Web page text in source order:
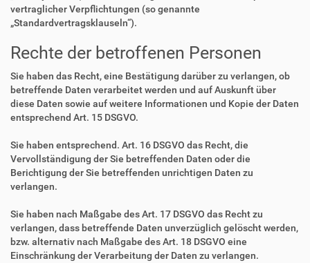
vertraglicher Verpflichtungen (so genannte
„Standardvertragsklauseln“).
Rechte der betroffenen Personen
Sie haben das Recht, eine Bestätigung darüber zu verlangen, ob
betreffende Daten verarbeitet werden und auf Auskunft über
diese Daten sowie auf weitere Informationen und Kopie der Daten
entsprechend Art. 15 DSGVO.
Sie haben entsprechend. Art. 16 DSGVO das Recht, die
Vervollständigung der Sie betreffenden Daten oder die
Berichtigung der Sie betreffenden unrichtigen Daten zu
verlangen.
Sie haben nach Maßgabe des Art. 17 DSGVO das Recht zu
verlangen, dass betreffende Daten unverzüglich gelöscht werden,
bzw. alternativ nach Maßgabe des Art. 18 DSGVO eine
Einschränkung der Verarbeitung der Daten zu verlangen.